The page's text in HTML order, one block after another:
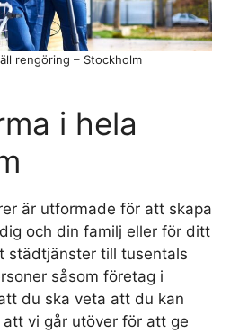
i hela
är utformade för att skapa
och din familj eller för ditt
städtjänster till tusentals
såsom företag i
du ska veta att du kan
vi går utöver för att ge
rengöring – Stockholm